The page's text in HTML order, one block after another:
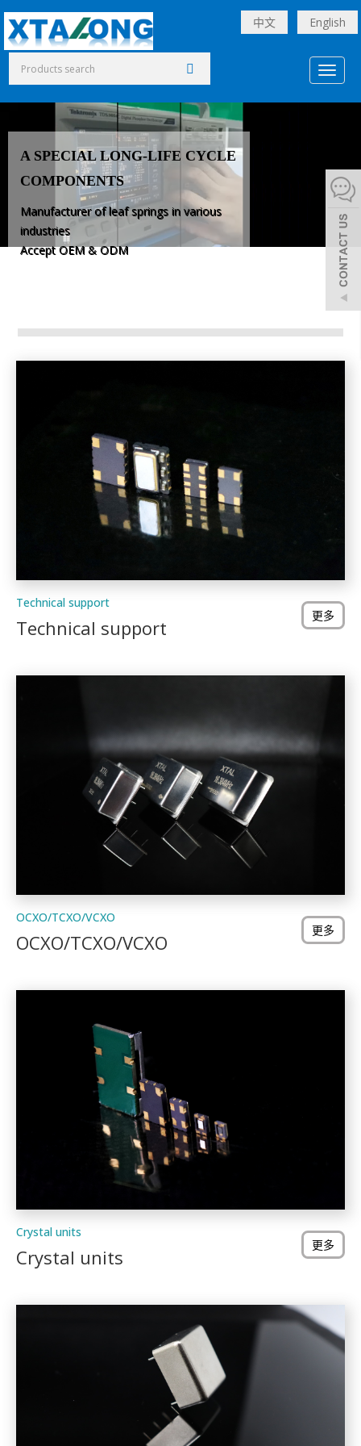
中文 English
A SPECIAL LONG-LIFE CYCLE
COMPONENTS
Manufacturer of leaf springs in various
industries
Accept OEM & ODM
Technical support
Technical support
更多
OCXO/TCXO/VCXO
OCXO/TCXO/VCXO
更多
Crystal units
Crystal units
更多